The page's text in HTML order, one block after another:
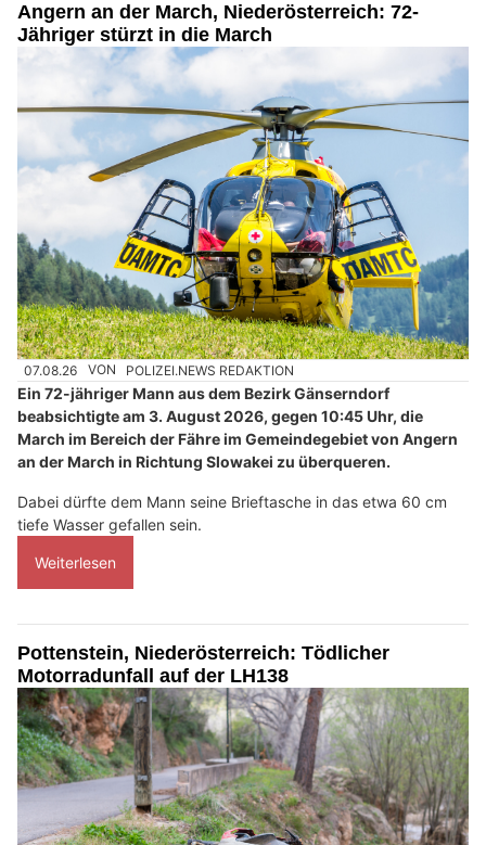
Angern an der March, Niederösterreich: 72-
Jähriger stürzt in die March
07.08.26 VON POLIZEI.NEWS REDAKTION
Ein 72-jähriger Mann aus dem Bezirk Gänserndorf
beabsichtigte am 3. August 2026, gegen 10:45 Uhr, die
March im Bereich der Fähre im Gemeindegebiet von Angern
an der March in Richtung Slowakei zu überqueren.
Dabei dürfte dem Mann seine Brieftasche in das etwa 60 cm
tiefe Wasser gefallen sein.
Weiterlesen
Pottenstein, Niederösterreich: Tödlicher
Motorradunfall auf der LH138